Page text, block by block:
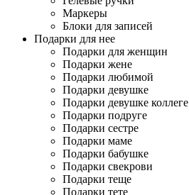
Маркеры
Блоки для записей
Подарки для нее
Подарки для женщин
Подарки жене
Подарки любимой
Подарки девушке
Подарки девушке коллеге
Подарки подруге
Подарки сестре
Подарки маме
Подарки бабушке
Подарки свекрови
Подарки теще
Подарки тете